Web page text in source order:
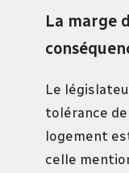
La marge
Le
tolérance de
logement
celle